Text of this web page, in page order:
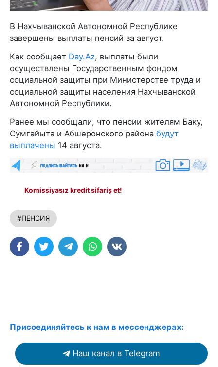
В Нахчыванской Автономной Республике
завершены выплаты пенсий за август.
Как сообщает Day.Az, выплаты были
осуществлены Государственным фондом
социальной защиты при Министерстве труда и
социальной защиты населения Нахчыванской
Автономной Республики.
Ранее мы сообщали, что пенсии жителям Баку,
Сумгайыта и Абшеронского района будут
выплачены 14 августа.
Komissiyasız kredit sifariş et!
#ПЕНСИЯ
Присоединяйтесь к нам в мессенджерах:
Наш канал в Telegram